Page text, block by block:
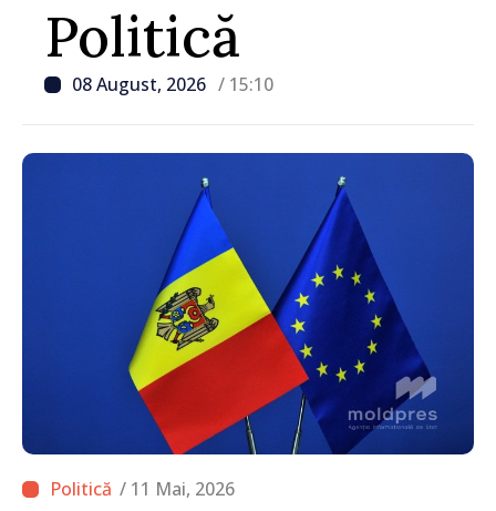
Politică
08 August, 2026 / 15:10
/ 11 Mai, 2026